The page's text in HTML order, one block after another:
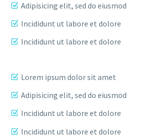
Adipisicing elit, sed do eiusmod
Incididunt ut labore et dolore
Incididunt ut labore et dolore
Lorem ipsum dolor sit amet
Adipisicing elit, sed do eiusmod
Incididunt ut labore et dolore
Incididunt ut labore et dolore